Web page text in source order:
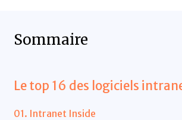
Sommaire
Le top 16 des logiciels
01. Intranet Inside